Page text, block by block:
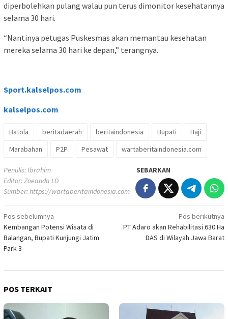
diperbolehkan pulang walau pun terus dimonitor kesehatannya
selama 30 hari.
“Nantinya petugas Puskesmas akan memantau kesehatan
mereka selama 30 hari ke depan,” terangnya.
Sport.kalselpos.com
kalselpos.com
Batola beritadaerah beritaindonesia Bupati
Haji
Marabahan
P2P Pesawat wartaberitaindonesia.com
Penulis: Ibrahim
Editor: Zoeanda LD
Sumber:https://wartaberitaindonesia.com
SEBARKAN
Navigasi
pos
Pos sebelumnya
Kembangan Potensi Wisata di
Balangan, Bupati Kunjungi Jatim
Park 3
Pos berikutnya
PT Adaro akan Rehabilitasi 630 Ha
DAS di Wilayah Jawa Barat
POS TERKAIT